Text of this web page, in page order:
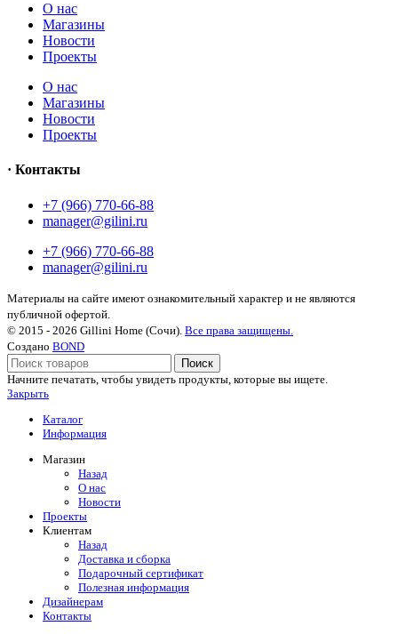
О нас
Магазины
Новости
Проекты
О нас
Магазины
Новости
Проекты
· Контакты
+7 (966) 770-66-88
manager@gilini.ru
+7 (966) 770-66-88
manager@gilini.ru
Материалы на сайте имеют ознакомительный характер и не являются
публичной офертой.
© 2015 - 2026 Gillini Home (Сочи). Все права защищены.
Создано BOND
Поиск
Начните печатать, чтобы увидеть продукты, которые вы ищете.
Закрыть
Каталог
Информация
Магазин
Назад
О нас
Новости
Проекты
Клиентам
Назад
Доставка и сборка
Подарочный сертификат
Полезная информация
Дизайнерам
Контакты